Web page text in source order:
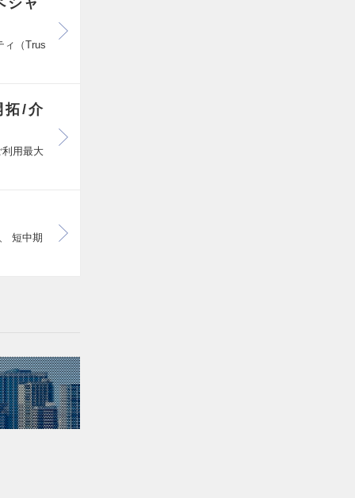
シャ
ィ（Trus
拓/介
用最大
短中期